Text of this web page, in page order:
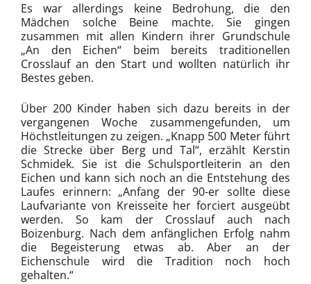
Es war allerdings keine Bedrohung, die den
Mädchen solche Beine machte. Sie gingen
zusammen mit allen Kindern ihrer Grundschule
„An den Eichen“ beim bereits traditionellen
Crosslauf an den Start und wollten natürlich ihr
Bestes geben.
Über 200 Kinder haben sich dazu bereits in der
vergangenen Woche zusammengefunden, um
Höchstleitungen zu zeigen. „Knapp 500 Meter führt
die Strecke über Berg und Tal“, erzählt Kerstin
Schmidek. Sie ist die Schulsportleiterin an den
Eichen und kann sich noch an die Entstehung des
Laufes erinnern: „Anfang der 90-er sollte diese
Laufvariante von Kreisseite her forciert ausgeübt
werden. So kam der Crosslauf auch nach
Boizenburg. Nach dem anfänglichen Erfolg nahm
die Begeisterung etwas ab. Aber an der
Eichenschule wird die Tradition noch hoch
gehalten.“